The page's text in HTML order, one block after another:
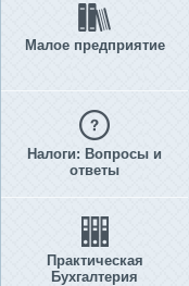
Малое предприятие
Налоги: Вопросы и
ответы
Практическая
Бухгалтерия